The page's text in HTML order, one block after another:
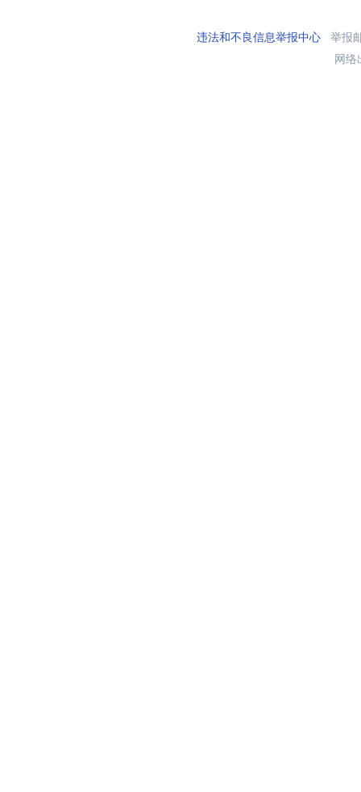
违法和不良信息举报中心举报
网